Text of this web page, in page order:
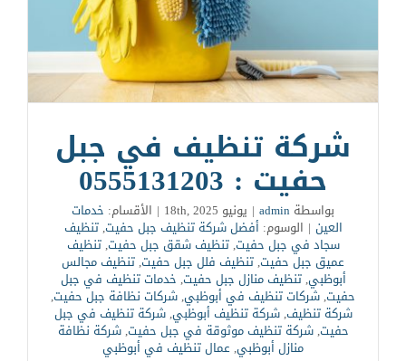
شركة تنظيف في جبل
حفيت : 0555131203
بواسطة admin
| يونيو 18th, 2025 | الأقسام: خدمات
العين | الوسوم: أفضل شركة تنظيف جبل حفيت,تنظيف
سجاد في جبل حفيت,تنظيف شقق جبل حفيت,تنظيف
عميق جبل حفيت,تنظيف فلل جبل حفيت,تنظيف مجالس
أبوظبي,تنظيف منازل جبل حفيت, خدمات تنظيف في جبل
حفيت,شركات تنظيف في أبوظبي,شركات نظافة جبل حفيت,
شركة تنظيف,شركة تنظيف أبوظبي,شركة تنظيف في جبل
حفيت,شركة تنظيف موثوقة في جبل حفيت,شركة نظافة
منازل أبوظبي,عمال تنظيف في أبوظبي